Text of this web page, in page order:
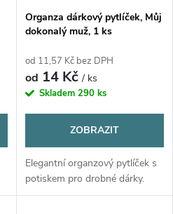
Organza dárkový pytlíček, Můj
dokonalý muž, 1 ks
od 11,57 Kč bez DPH
od 14 Kč/ ks
Skladem 290 ks
ZOBRAZIT
Elegantní organzový pytlíček s
potiskem pro drobné dárky.